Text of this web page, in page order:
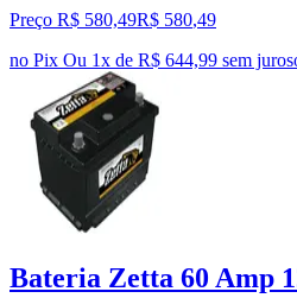
Preço R$ 580,49R$ 580,49
no Pix Ou 1x de R$ 644,99 sem juros
Bateria Zetta 60 Amp